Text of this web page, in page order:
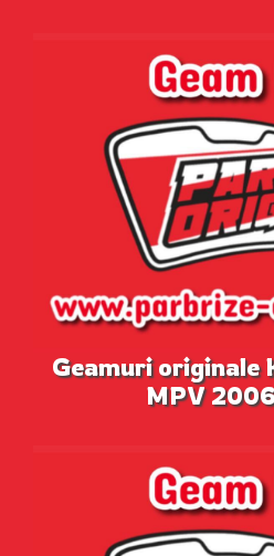
Geamuri originale
MPV